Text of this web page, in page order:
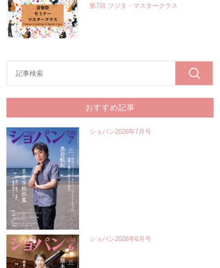
第7回 フジタ・マスタークラス
おすすめ記事
ショパン2026年7月号
ショパン2026年6月号